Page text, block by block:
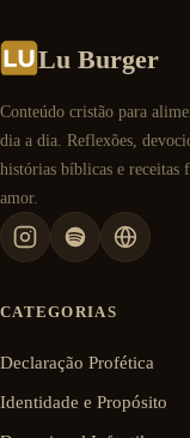
Lu Burger
Conteúdo cristão para
dia a dia. Reflexões,
histórias bíblicas e receitas
amor.
CATEGORIAS
Declaração Profética
Identidade e Propósito